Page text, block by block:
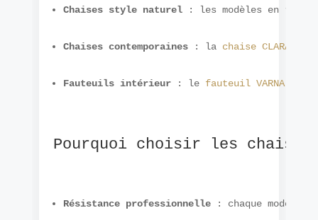
Chaises style naturel : les modèles en rotin
Chaises contemporaines : la chaise CLARA
Fauteuils intérieur : le fauteuil VARNA
Pourquoi choisir les
Résistance professionnelle : chaque modèle